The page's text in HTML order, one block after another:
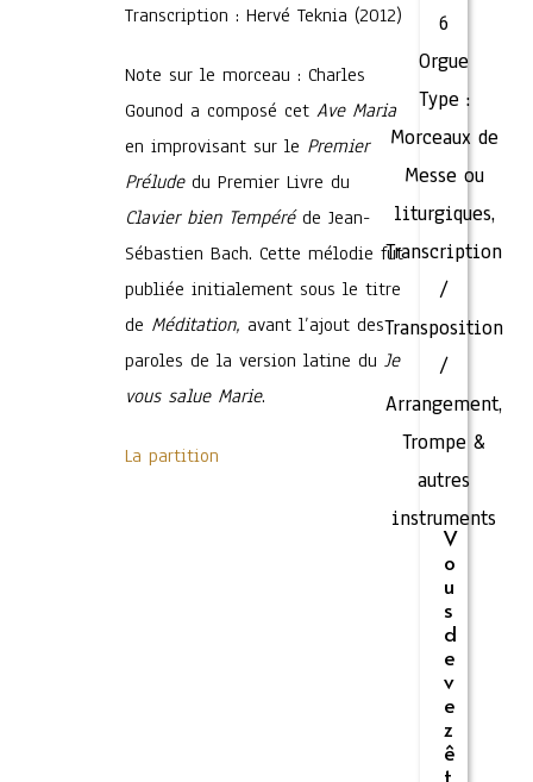
Transcription : Hervé Teknia (2012)
Note sur le morceau : Charles
Gounod a composé cet Ave Maria
en improvisant sur le Premier
Préludedu Premier Livre du
Clavier bien Tempéréde Jean-
Sébastien Bach. Cette mélodie fut
publiée initialement sous le titre
de Méditation, avant l’ajout des
paroles de la version latine du Je
vous salue Marie.
La partition
6
Orgue
Type :
Morceaux de
Messe ou
liturgiques,
Transcription
/
Transposition
/
Arrangement,
Trompe &
autres
instruments
V
o
u
s
d
e
v
e
z
ê
t